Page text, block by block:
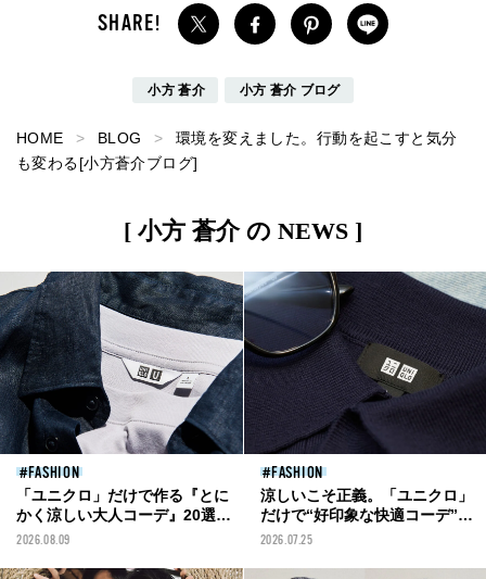
小方 蒼介 小方 蒼介 ブログ
HOME BLOG
環境を変えました。行動を起こすと気分
も変わる[小方蒼介ブログ]
[ 小方 蒼介 の NEWS ]
FASHION
「ユニクロ」だけで作る『とに
かく涼しい大人コーデ』20選！
軽快なオールブラック、ショー
とめ！【UNIQLO】
2026.08.09
FASHION
涼しいこそ正義。「ユニクロ」
だけで“好印象な快適コーデ”３
選を考えてみた！[UNIQLO ×
2026.07.25